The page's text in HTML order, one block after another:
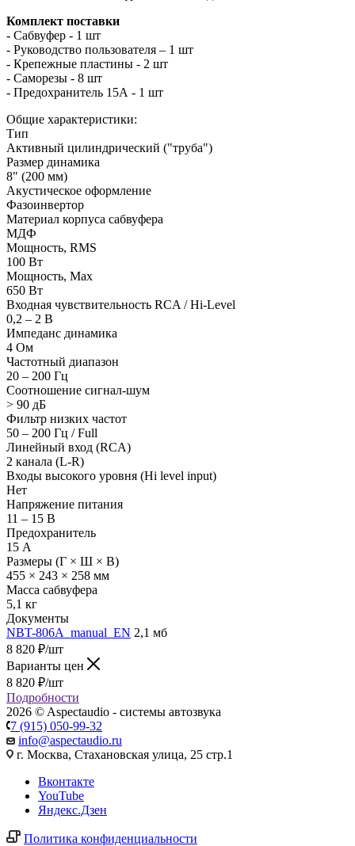
Комплект поставки
- Сабвуфер - 1 шт
- Руководство пользователя – 1 шт
- Крепежные пластины - 2 шт
- Саморезы - 8 шт
- Предохранитель 15А - 1 шт
Общие характеристики:
Тип
Активный цилиндрический ("труба")
Размер динамика
8" (200 мм)
Акустическое оформление
Фазоинвертор
Материал корпуса сабвуфера
МДФ
Мощность, RMS
100 Вт
Мощность, Max
650 Вт
Входная чувствительность RCA / Hi-Level
0,2 – 2 В
Импеданс динамика
4 Ом
Частотный диапазон
20 – 200 Гц
Соотношение сигнал-шум
> 90 дБ
Фильтр низких частот
50 – 200 Гц / Full
Линейный вход (RCA)
2 канала (L-R)
Входы высокого уровня (Hi level input)
Нет
Напряжение питания
11 – 15 В
Предохранитель
15 А
Размеры (Г × Ш × В)
455 × 243 × 258 мм
Масса сабвуфера
5,1 кг
Документы
NBT-806A_manual_EN 2,1 мб
8 820 ₽/шт
Варианты цен
8 820 ₽/шт
Подробности
2026 © Aspectaudio - системы автозвука
7 (915) 050-99-32
info@aspectaudio.ru
г. Москва, Стахановская улица, 25 стр.1
Вконтакте
YouTube
Яндекс.Дзен
Политика конфиденциальности